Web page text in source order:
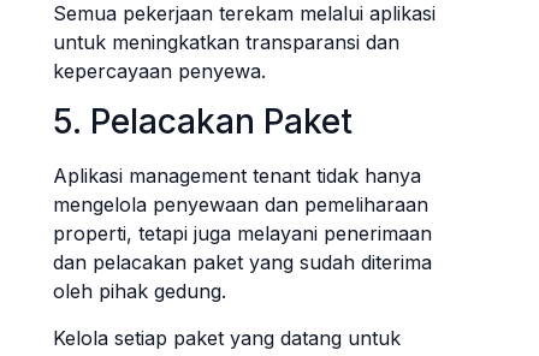
Semua pekerjaan terekam melalui aplikasi
untuk meningkatkan transparansi dan
kepercayaan penyewa.
5. Pelacakan Paket
Aplikasi management tenant tidak hanya
mengelola penyewaan dan pemeliharaan
properti, tetapi juga melayani penerimaan
dan pelacakan paket yang sudah diterima
oleh pihak gedung.
Kelola setiap paket yang datang untuk